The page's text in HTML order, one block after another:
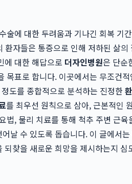
술에 대한 두려움과 기나긴 회복 기
자들은 통증으로 인해 저하된 삶의
에 대한 해답으로 더자인병원은 단순
목표로 합니다. 이곳에서는 무조건적
도를 종합적으로 분석하는 진정한
를 최우선 원칙으로 삼아, 근본적인
법, 물리 치료를 통해 척추 주변 근육
날 수 있도록 돕습니다. 이 글에서
찾을 새로운 희망을 제시하는지 심